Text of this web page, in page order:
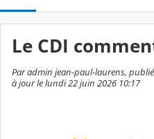
Le CDI
Par admin jean-paul-laurens,
à jour le lundi 22 juin 2026 10:17